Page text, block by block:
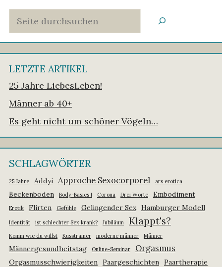
LETZTE ARTIKEL
25 Jahre LiebesLeben!
Männer ab 40+
Es geht nicht um schöner Vögeln…
SCHLAGWÖRTER
25 Jahre Addyi Approche Sexocorporel ars erotica
Beckenboden Body-Basics I Corona Drei Worte Embodiment
Erotik Flirten Gefühle Gelingender Sex Hamburger Modell
Identität ist schlechter Sex krank? Jubiläum Klappt's?
Komm wie du willst Kusstrainer moderne männer Männer
Männergesundheitstag Online-Seminar Orgasmus
Orgasmusschwierigkeiten Paargeschichten Paartherapie